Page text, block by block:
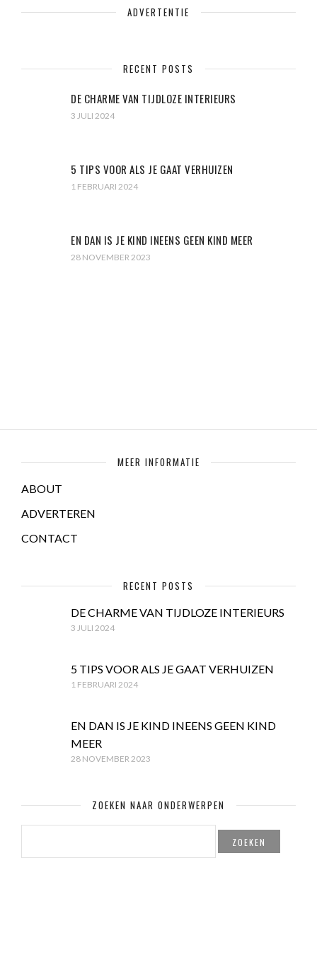
ADVERTENTIE
RECENT POSTS
DE CHARME VAN TIJDLOZE INTERIEURS
3 JULI 2024
5 TIPS VOOR ALS JE GAAT VERHUIZEN
1 FEBRUARI 2024
EN DAN IS JE KIND INEENS GEEN KIND MEER
28 NOVEMBER 2023
MEER INFORMATIE
ABOUT
ADVERTEREN
CONTACT
RECENT POSTS
DE CHARME VAN TIJDLOZE INTERIEURS
3 JULI 2024
5 TIPS VOOR ALS JE GAAT VERHUIZEN
1 FEBRUARI 2024
EN DAN IS JE KIND INEENS GEEN KIND
MEER
28 NOVEMBER 2023
ZOEKEN NAAR ONDERWERPEN
ZOEKEN